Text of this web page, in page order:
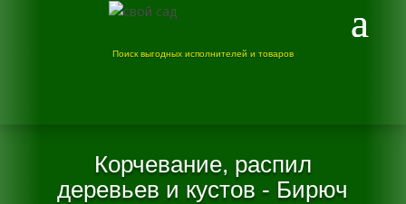
Поиск выгодных исполнителей и товаров
Корчевание, распил
деревьев и кустов - Бирюч